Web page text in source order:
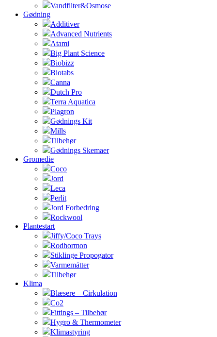
Vandfilter&Osmose
Gødning
Additiver
Advanced Nutrients
Atami
Big Plant Science
Biobizz
Biotabs
Canna
Dutch Pro
Terra Aquatica
Plagron
Gødnings Kit
Mills
Tilbehør
Gødnings Skemaer
Gromedie
Coco
Jord
Leca
Perlit
Jord Forbedring
Rockwool
Plantestart
Jiffy/Coco Trays
Rodhormon
Stiklinge Propogator
Varmemåtter
Tilbehør
Klima
Blæsere – Cirkulation
Co2
Fittings – Tilbehør
Hygro & Thermometer
Klimastyring